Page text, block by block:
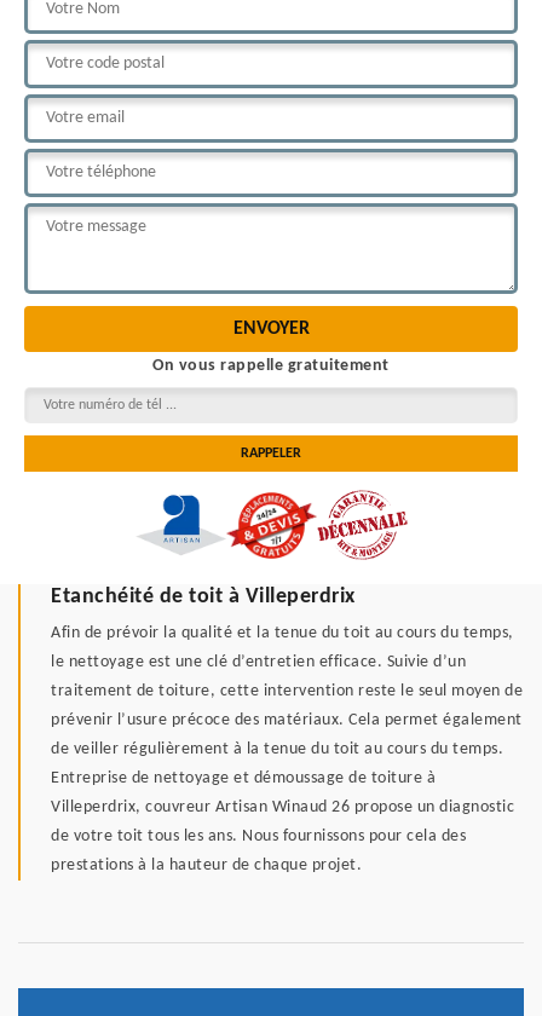
On vous rappelle gratuitement
Etanchéité de toit à Villeperdrix
Afin de prévoir la qualité et la tenue du toit au cours du temps,
le nettoyage est une clé d’entretien efficace. Suivie d’un
traitement de toiture, cette intervention reste le seul moyen de
prévenir l’usure précoce des matériaux. Cela permet également
de veiller régulièrement à la tenue du toit au cours du temps.
Entreprise de nettoyage et démoussage de toiture à
Villeperdrix, couvreur Artisan Winaud 26 propose un diagnostic
de votre toit tous les ans. Nous fournissons pour cela des
prestations à la hauteur de chaque projet.